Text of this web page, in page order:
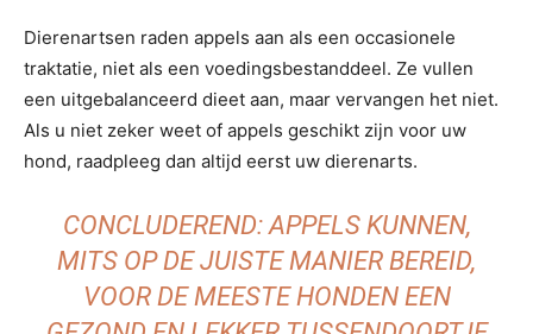
Dierenartsen raden appels aan als een occasionele
traktatie, niet als een voedingsbestanddeel. Ze vullen
een uitgebalanceerd dieet aan, maar vervangen het niet.
Als u niet zeker weet of appels geschikt zijn voor uw
hond, raadpleeg dan altijd eerst uw dierenarts.
CONCLUDEREND: APPELS KUNNEN,
MITS OP DE JUISTE MANIER BEREID,
VOOR DE MEESTE HONDEN EEN